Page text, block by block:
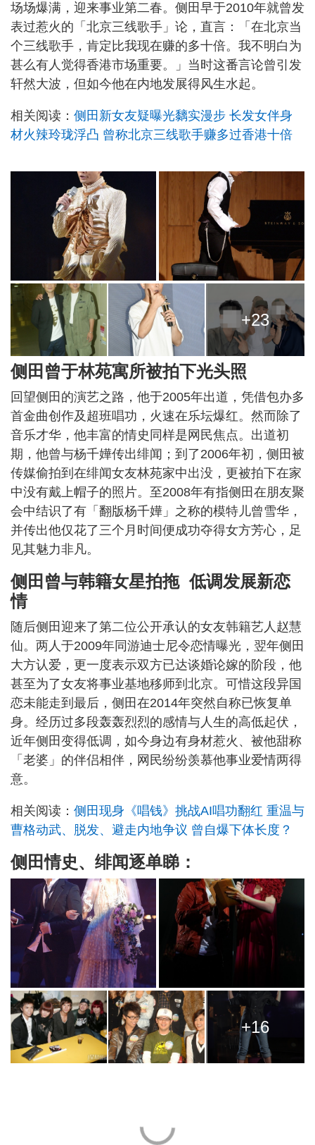
场场爆满，迎来事业第二春。侧田早于2010年就曾发
表过惹火的「北京三线歌手」论，直言：「在北京当
个三线歌手，肯定比我现在赚的多十倍。我不明白为
甚么有人觉得香港市场重要。」当时这番言论曾引发
轩然大波，但如今他在内地发展得风生水起。
相关阅读： 侧田新女友疑曝光黐实漫步 长发女伴身
材火辣玲珑浮凸 曾称北京三线歌手赚多过香港十倍
+23
侧田曾于林苑寓所被拍下光头照
回望侧田的演艺之路，他于2005年出道，凭借包办多
首金曲创作及超班唱功，火速在乐坛爆红。然而除了
音乐才华，他丰富的情史同样是网民焦点。出道初
期，他曾与杨千嬅传出绯闻；到了2006年初，侧田被
传媒偷拍到在绯闻女友林苑家中出没，更被拍下在家
中没有戴上帽子的照片。至2008年有指侧田在朋友聚
会中结识了有「翻版杨千嬅」之称的模特儿曾雪华，
并传出他仅花了三个月时间便成功夺得女方芳心，足
见其魅力非凡。
侧田曾与韩籍女星拍拖 低调发展新恋
情
随后侧田迎来了第二位公开承认的女友韩籍艺人赵慧
仙。两人于2009年同游迪士尼令恋情曝光，翌年侧田
大方认爱，更一度表示双方已达谈婚论嫁的阶段，他
甚至为了女友将事业基地移师到北京。可惜这段异国
恋未能走到最后，侧田在2014年突然自称已恢复单
身。经历过多段轰轰烈烈的感情与人生的高低起伏，
近年侧田变得低调，如今身边有身材惹火、被他甜称
「老婆」的伴侣相伴，网民纷纷羡慕他事业爱情两得
意。
相关阅读： 侧田现身《唱钱》挑战AI唱功翻红 重温与
曹格动武、脱发、避走内地争议 曾自爆下体长度？
侧田情史、绯闻逐单睇：
+16